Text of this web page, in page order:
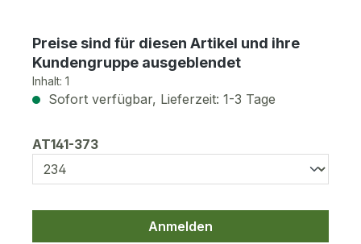
Preise sind für diesen Artikel und ihre
Kundengruppe ausgeblendet
Inhalt: 1
Sofort verfügbar, Lieferzeit: 1-3 Tage
AT141-373auswählen
Anmelden